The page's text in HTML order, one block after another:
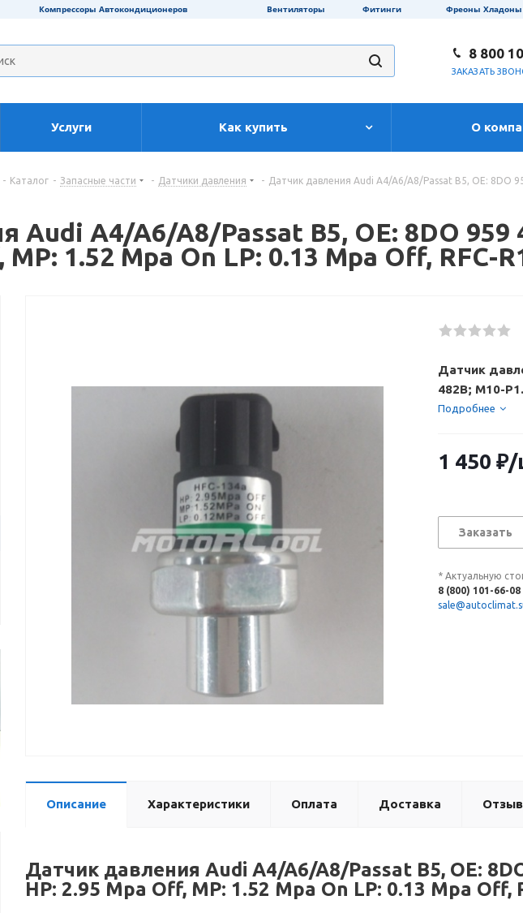
Компрессоры Автокондиционеров Вентиляторы Фитинги Фреоны Хладоны
8 800
ЗАКАЗАТЬ
Услуги Как купить О
- Каталог - Запасные части - Датчики давления - Датчик давления Audi A4/A6/A8/Passat B5, OE: 8DO
Audi A4/A6/A8/Passat B5, OE: 8DO 959
1.52 Mpa On LP: 0.13 Mpa Off, RFC-
Датчик
482B; M10-
LP: 0.13 Mpa
Подробнее
1 450 ₽/
Заказать
* Актуальную
8 (800) 101-66-08
Описание Характеристики Оплата Доставка
Датчик давления Audi A4/A6/A8/Passat B5, OE:
HP: 2.95 Mpa Off, MP: 1.52 Mpa On LP: 0.13 Mpa Off,